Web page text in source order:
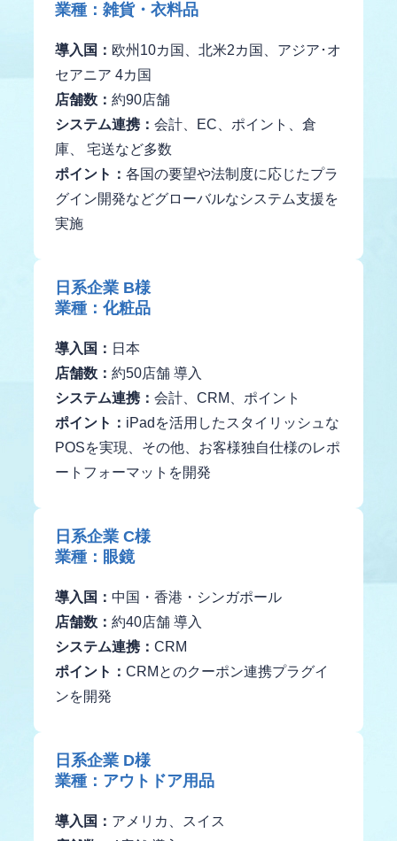
業種：雑貨・衣料品
導入国： 欧州10カ国、北米2カ国、アジア･オ
セアニア 4カ国
店舗数： 約90店舗
システム連携： 会計、EC、ポイント、倉
庫、 宅送など多数
ポイント： 各国の要望や法制度に応じたプラ
グイン開発などグローバルなシステム支援を
実施
日系企業 B様
業種：化粧品
導入国： 日本
店舗数： 約50店舗 導入
システム連携： 会計、CRM、ポイント
ポイント： iPadを活用したスタイリッシュな
POSを実現、その他、お客様独自仕様のレポ
ートフォーマットを開発
日系企業 C様
業種：眼鏡
導入国： 中国・香港・シンガポール
店舗数： 約40店舗 導入
システム連携： CRM
ポイント： CRMとのクーポン連携プラグイ
ンを開発
日系企業 D様
業種：アウトドア用品
導入国： アメリカ、スイス